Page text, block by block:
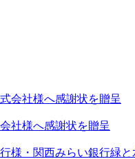
会社様へ感謝状を贈呈
社様へ感謝状を贈呈
様・関西みらい銀行緑